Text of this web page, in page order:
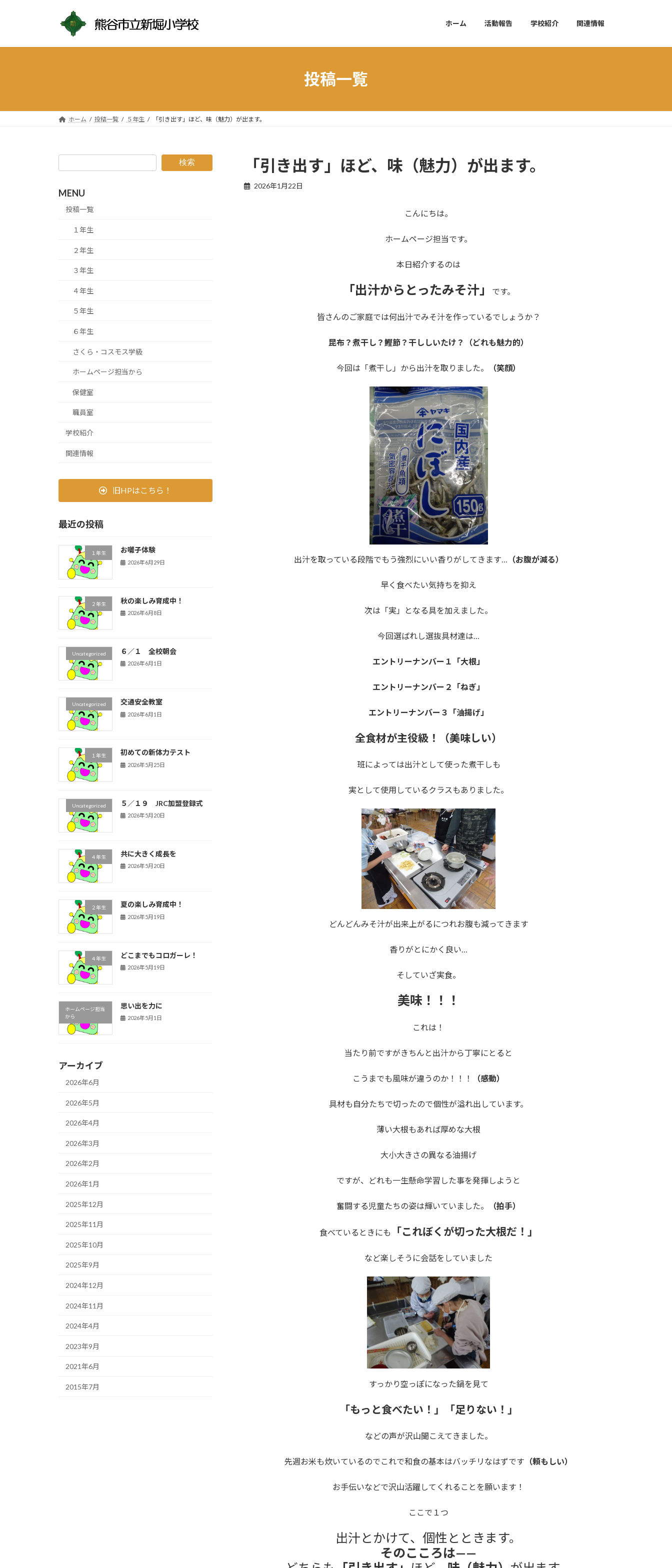
プ
動
ホーム 活動報告 学校紹介 関連情報
投稿一覧
ホーム 投稿一覧 ５年生 「引き出す」ほど、味（魅力）が出ます。
「引き出す」ほど、味（魅力）が出ます。
2026年1月22日
こんにちは。
ホームページ担当です。
本日紹介するのは
「出汁からとったみそ汁」 です。
皆さんのご家庭では何出汁でみそ汁を作っているでしょうか？
昆布？煮干し？鰹節？干ししいたけ？（どれも魅力的）
今回は「煮干し」から出汁を取りました。 （笑顔）
出汁を取っている段階でもう強烈にいい香りがしてきます… （お腹が減る）
早く食べたい気持ちを抑え
次は「実」となる具を加えました。
今回選ばれし選抜具材達は…
エントリーナンバー１「大根」
エントリーナンバー２「ねぎ」
エントリーナンバー３「油揚げ」
全食材が主役級！（美味しい）
班によっては出汁として使った煮干しも
実として使用しているクラスもありました。
どんどんみそ汁が出来上がるにつれお腹も減ってきます
香りがとにかく良い…
そしていざ実食。
美味！！！
これは！
当たり前ですがきちんと出汁から丁寧にとると
こうまでも風味が違うのか！！！ （感動）
具材も自分たちで切ったので個性が溢れ出しています。
薄い大根もあれば厚めな大根
大小大きさの異なる油揚げ
ですが、どれも一生懸命学習した事を発揮しようと
奮闘する児童たちの姿は輝いていました。 （拍手）
食べているときにも 「これぼくが切った大根だ！」
など楽しそうに会話をしていました
すっかり空っぽになった鍋を見て
「もっと食べたい！」「足りない！」
などの声が沢山聞こえてきました。
先週お米も炊いているのでこれで和食の基本はバッチリなはずです （頼もしい）
お手伝いなどで沢山活躍してくれることを願います！
ここで１つ
出汁とかけて、個性とときます。
そのこころは——
検索
MENU
投稿一覧
１年生
２年生
３年生
４年生
５年生
６年生
さくら・コスモス学級
ホームページ担当から
保健室
職員室
学校紹介
関連情報
旧HPはこちら！
最近の投稿
１年生 お囃子体験
2026年6月29日
２年生 秋の楽しみ育成中！
2026年6月8日
Uncategorized ６／１ 全校朝会
2026年6月1日
Uncategorized 交通安全教室
2026年6月1日
１年生 初めての新体力テスト
2026年5月25日
Uncategorized ５／１９ JRC加盟登録式
2026年5月20日
４年生 共に大きく成長を
2026年5月20日
２年生 夏の楽しみ育成中！
2026年5月19日
４年生 どこまでもコロガーレ！
2026年5月19日
ホームページ担当
から
思い出を力に
2026年5月1日
アーカイブ
2026年6月
2026年5月
2026年4月
2026年3月
2026年2月
2026年1月
2025年12月
2025年11月
2025年10月
2025年9月
2024年12月
2024年11月
2024年4月
2023年9月
2021年6月
2015年7月